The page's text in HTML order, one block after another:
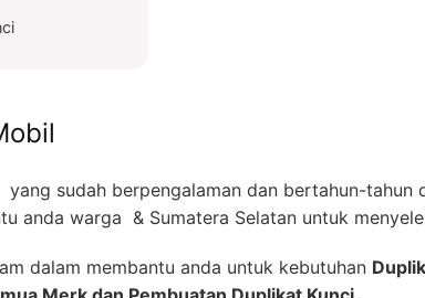
sudah berpengalaman dan bertahun-tahun
anda warga & Sumatera Selatan untuk
dalam membantu anda untuk kebutuhan